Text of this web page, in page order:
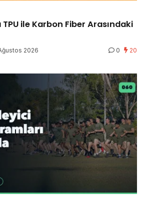
ile Karbon Fiber Arasındaki
2026 0 20